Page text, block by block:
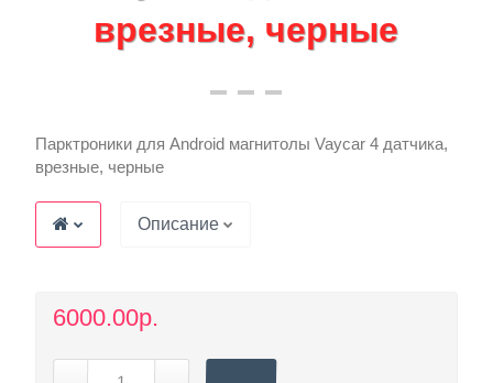
Парктроники для Android магнитолы Vaycar 4 датчика,
врезные, черные
Описание
6000.00р.